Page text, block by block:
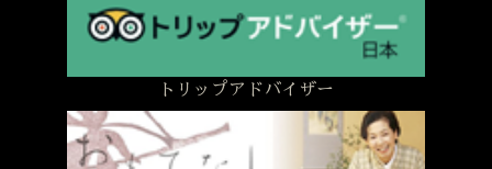
トリップアドバイザー